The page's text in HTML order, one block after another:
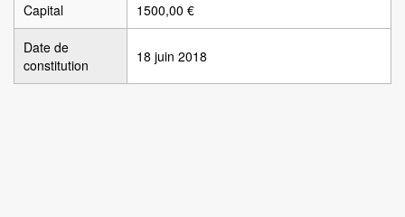
Capital 1500,00 €
Date de
constitution
18 juin 2018